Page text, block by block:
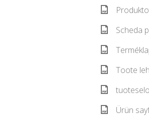
Scheda
Toote
Ürün